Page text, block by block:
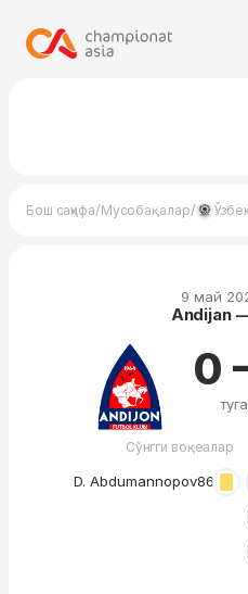
Бош саҳифа/Мусобақалар/
9 май
Andijan
Сўнгги воқеалар
D. Abdumannopov86′
0